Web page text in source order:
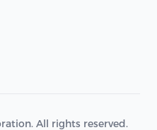
All rights reserved.